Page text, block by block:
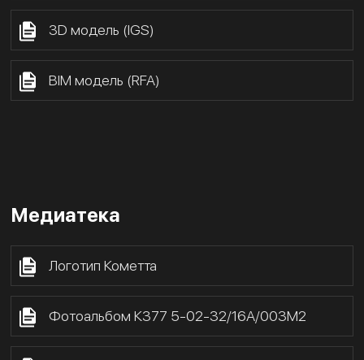
3D модель (IGS)
BIM модель (RFA)
Медиатека
Логотип Кометта
Фотоальбом К377 5-02-32/16А/003М2